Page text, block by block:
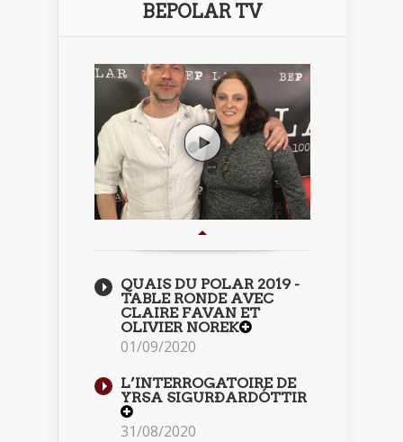
BEPOLAR TV
QUAIS DU POLAR 2019 -
TABLE RONDE AVEC
CLAIRE FAVAN ET
OLIVIER NOREK
01/09/2020
L’INTERROGATOIRE DE
YRSA SIGURÐARDÓTTIR
31/08/2020